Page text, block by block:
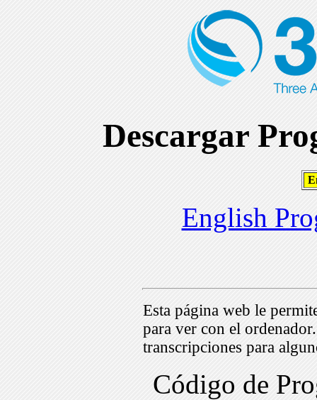
Descargar
English
Esta página web le
para ver con el
transcripciones para
Código de